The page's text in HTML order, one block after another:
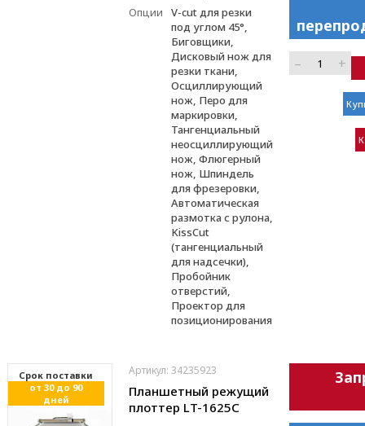
Опции
V-cut для резки
под углом 45°,
Биговщики,
Дисковый нож для
резки ткани,
Осциллирующий
нож, Перо для
маркировки,
Тангенциальный
неосциллирующий
нож, Флюгерный
нож, Шпиндель
для фрезеровки,
Автоматическая
размотка с рулона,
KissCut
(тангенциальный
для надсечки),
Пробойник
отверстий,
Проектор для
позиционирования
– +
Cрок поставки
от 30 до 90
дней
Артикул: 34235923
Планшетный режущий
плоттер LT-1625C